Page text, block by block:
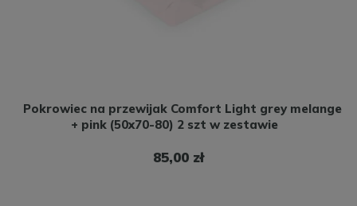
Pokrowiec na przewijak Comfort Light grey melange
+ pink (50x70-80) 2 szt w zestawie
85,00 zł